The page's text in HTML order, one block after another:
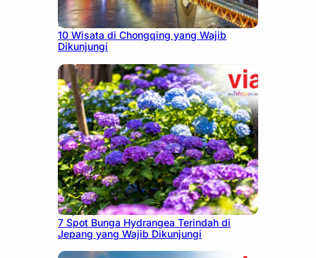
July 30, 2026
10 Wisata di Chongqing yang Wajib
Dikunjungi
July 23, 2026
7 Spot Bunga Hydrangea Terindah di
Jepang yang Wajib Dikunjungi